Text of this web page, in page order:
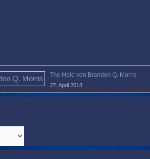
The Hole von Brandon Q. Morris
27. April 2018